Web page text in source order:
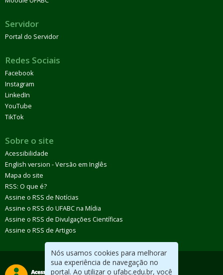
Nós usamos cookies para melhorar
sua experiência de navegação no
portal. Ao utilizar o ufabc.edu.br, você
Servidor
Portal do Servidor
Redes Sociais
Facebook
Instagram
LinkedIn
YouTube
TikTok
Sobre o site
Acessibilidade
English version - Versão em Inglês
Mapa do site
RSS: O que é?
Assine o RSS de Notícias
Assine o RSS do UFABC na Mídia
Assine o RSS de Divulgações Científicas
Assine o RSS de Artigos